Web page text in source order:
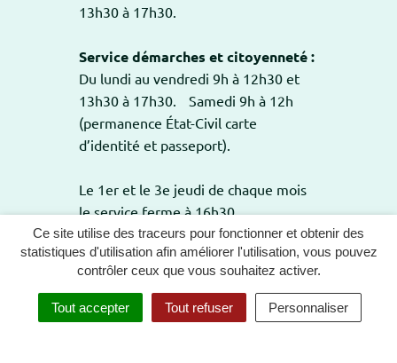
Ce site utilise des traceurs pour fonctionner et obtenir des
statistiques d'utilisation afin améliorer l'utilisation, vous pouvez
contrôler ceux que vous souhaitez activer.
Tout accepter Tout refuser Personnaliser
13h30 à 17h30.
Service démarches et citoyenneté :
Du lundi au vendredi 9h à 12h30 et
13h30 à 17h30. Samedi 9h à 12h
(permanence État-Civil carte
d’identité et passeport).
Le 1er et le 3e jeudi de chaque mois
le service ferme à 16h30.
GESTION DES COOKIES
PLAN DU SITE
MENTIONS LÉGALES